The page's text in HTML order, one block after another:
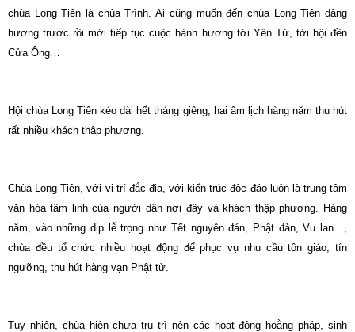
chùa Long Tiên là chùa Trình. Ai cũng muốn đến chùa Long Tiên dâng
hương trước rồi mới tiếp tục cuộc hành hương tới Yên Tử, tới hội đền
Cửa Ông…
Hội chùa Long Tiên kéo dài hết tháng giêng, hai âm lịch hàng năm thu hút
rất nhiều khách thập phương.
Chùa Long Tiên, với vị trí đắc địa, với kiến trúc độc đáo luôn là trung tâm
văn hóa tâm linh của người dân nơi đây và khách thập phương. Hàng
năm, vào những dịp lễ trọng như Tết nguyên đán, Phật đản, Vu lan…,
chùa đều tổ chức nhiều hoạt động để phục vụ nhu cầu tôn giáo, tín
ngưỡng, thu hút hàng vạn Phật tử.
Tuy nhiên, chùa hiện chưa trụ trì nên các hoạt động hoằng pháp, sinh